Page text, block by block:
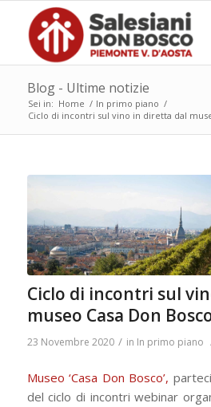
Blog - Ultime notizie
Sei in: Home / In primo piano /
Ciclo di incontri sul vino in diretta dal
Ciclo di incontri sul
museo Casa Don
23 Novembre 2020 / in In primo piano
Museo ‘Casa Don Bosco’,
del ciclo di incontri webinar